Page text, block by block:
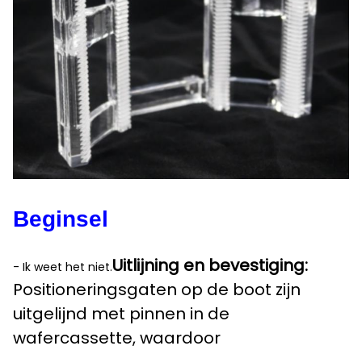
Beginsel
- Ik weet het niet.Uitlijning en bevestiging:
Positioneringsgaten op de boot zijn
uitgelijnd met pinnen in de
wafercassette, waardoor